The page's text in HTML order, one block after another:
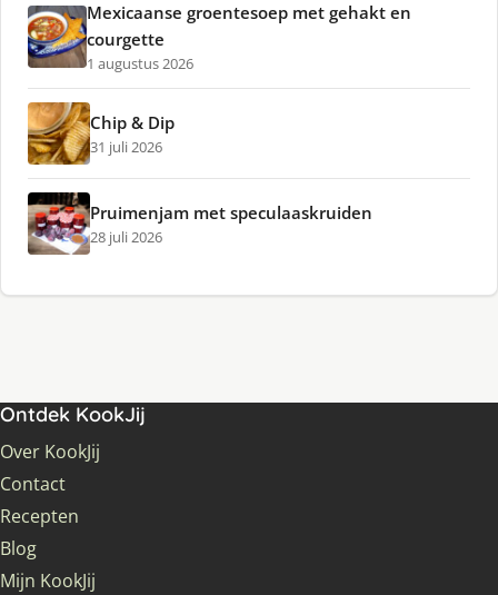
Mexicaanse groentesoep met gehakt en
courgette
1 augustus 2026
Chip & Dip
31 juli 2026
Pruimenjam met speculaaskruiden
28 juli 2026
Ontdek KookJij
Over KookJij
Contact
Recepten
Blog
Mijn KookJij